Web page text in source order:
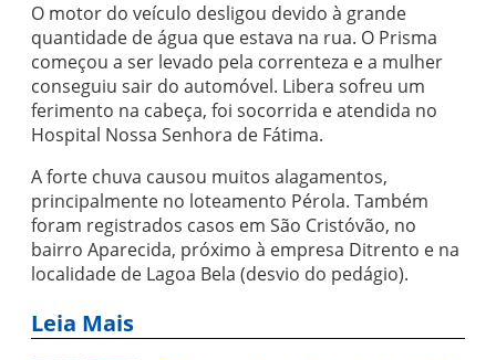
O motor do veículo desligou devido à grande
quantidade de água que estava na rua. O Prisma
começou a ser levado pela correnteza e a mulher
conseguiu sair do automóvel. Libera sofreu um
ferimento na cabeça, foi socorrida e atendida no
Hospital Nossa Senhora de Fátima.
A forte chuva causou muitos alagamentos,
principalmente no loteamento Pérola. Também
foram registrados casos em São Cristóvão, no
bairro Aparecida, próximo à empresa Ditrento e na
localidade de Lagoa Bela (desvio do pedágio).
Leia Mais